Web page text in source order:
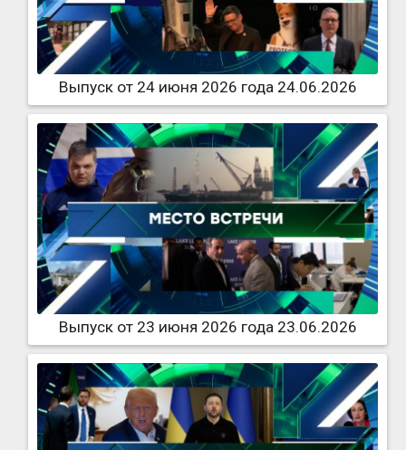
Выпуск от 24 июня 2026 года 24.06.2026
Выпуск от 23 июня 2026 года 23.06.2026